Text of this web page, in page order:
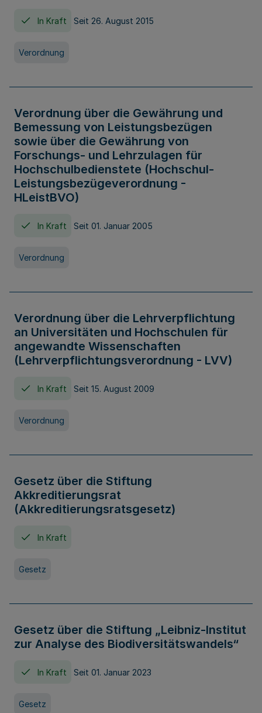
In Kraft Seit 26. August 2015
Verordnung
Verordnung über die Gewährung und
Bemessung von Leistungsbezügen
sowie über die Gewährung von
Forschungs- und Lehrzulagen für
Hochschulbedienstete (Hochschul-
Leistungsbezügeverordnung -
HLeistBVO)
In Kraft Seit 01. Januar 2005
Verordnung
Verordnung über die Lehrverpflichtung
an Universitäten und Hochschulen für
angewandte Wissenschaften
(Lehrverpflichtungsverordnung - LVV)
In Kraft Seit 15. August 2009
Verordnung
Gesetz über die Stiftung
Akkreditierungsrat
(Akkreditierungsratsgesetz)
In Kraft
Gesetz
Gesetz über die Stiftung „Leibniz-Institut
zur Analyse des Biodiversitätswandels“
In Kraft Seit 01. Januar 2023
Gesetz